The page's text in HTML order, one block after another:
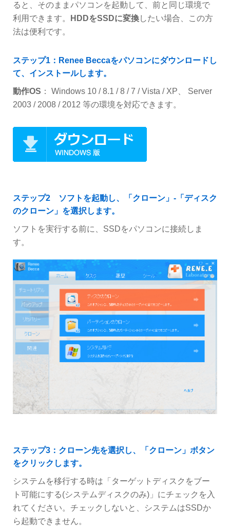
ると、そのままパソコンを起動して、前と同じ環境で
利用できます。
HDDをSSDに変換したい場合、この方
法は便利です。
ステップ1：Renee Beccaをパソコンにダウンロードし
て、インストールします。
動作OS ： Windows 10 / 8.1 / 8 / 7 / Vista / XP、 Server
2003 / 2008 / 2012 等の環境を対応できます。
ステップ2 ソフトを起動し、「クローン」-「ディスク
のクローン」を選択します。
ソフトを実行する前に、SSDをパソコンに接続しま
す。
ステップ3：クローン先を選択し、「クローン」ボタン
をクリックします。
システムを移行する時は「ターゲットディスクをブー
ト可能にする(システムディスクのみ)」にチェックを入
れてください。チェックしないと、システムはSSDか
ら起動できません。